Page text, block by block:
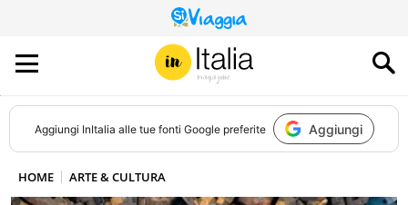
QUESTO
SITO
CONTRIBUISCE
ALL’AUDIENCE
DI
Aggiungi InItalia alle tue fonti Google preferite Aggiungi
HOME ARTE & CULTURA